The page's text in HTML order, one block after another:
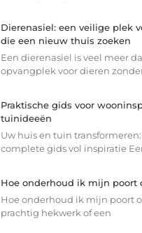
Dierenasiel: een veilige plek
die een nieuw thuis zoeken
Een dierenasiel is veel meer
opvangplek voor dieren
Praktische gids voor
tuinideeën
Uw huis en tuin
complete gids vol inspiratie
Hoe onderhoud ik mijn poort
Hoe onderhoud ik mijn poort
prachtig hekwerk of een